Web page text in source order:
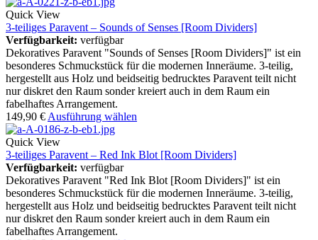
Quick View
3-teiliges Paravent – Sounds of Senses [Room Dividers]
Verfügbarkeit: verfügbar
Dekoratives Paravent "Sounds of Senses [Room Dividers]" ist ein
besonderes Schmuckstück für die modernen Inneräume. 3-teilig,
hergestellt aus Holz und beidseitig bedrucktes Paravent teilt nicht
nur diskret den Raum sonder kreiert auch in dem Raum ein
fabelhaftes Arrangement.
149,90 € Ausführung wählen
Quick View
3-teiliges Paravent – Red Ink Blot [Room Dividers]
Verfügbarkeit: verfügbar
Dekoratives Paravent "Red Ink Blot [Room Dividers]" ist ein
besonderes Schmuckstück für die modernen Inneräume. 3-teilig,
hergestellt aus Holz und beidseitig bedrucktes Paravent teilt nicht
nur diskret den Raum sonder kreiert auch in dem Raum ein
fabelhaftes Arrangement.